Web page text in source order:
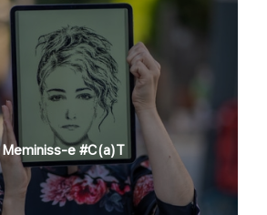
Meminiss-e #C(a)T